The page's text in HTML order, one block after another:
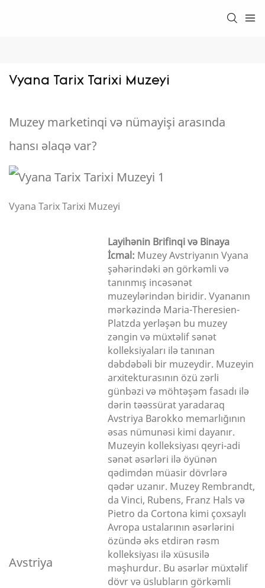
Vyana Tarix Tarixi Muzeyi
Muzey marketinqi və nümayişi arasında
hansı əlaqə var?
Vyana Tarix Tarixi Muzeyi
Avstriya
Layihənin Brifinqi və Binaya
İcmal: Muzey Avstriyanın Vyana
şəhərindəki ən görkəmli və
tanınmış incəsənət
muzeylərindən biridir. Vyananın
mərkəzində Maria-Theresien-
Platzda yerləşən bu muzey
zəngin və müxtəlif sənət
kolleksiyaları ilə tanınan
dəbdəbəli bir muzeydir. Muzeyin
arxitekturasının özü zərli
günbəzi və möhtəşəm fasadı ilə
dərin təəssürat yaradaraq
Avstriya Barokko memarlığının
əsas nümunəsi kimi dayanır.
Muzeyin kolleksiyası qeyri-adi
sənət əsərləri ilə öyünən
qədimdən müasir dövrlərə
qədər uzanır. Muzey Rembrandt,
da Vinci, Rubens, Franz Hals və
Pietro da Cortona kimi çoxsaylı
Avropa ustalarının əsərlərini
özündə əks etdirən rəsm
kolleksiyası ilə xüsusilə
məşhurdur. Bu əsərlər müxtəlif
dövr və üslubların görkəmli